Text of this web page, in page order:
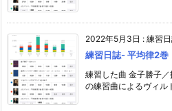
2022年5月3日 : 練習
練習日誌- 平均律2巻
練習した曲 金子勝子
の練習曲によるヴィル